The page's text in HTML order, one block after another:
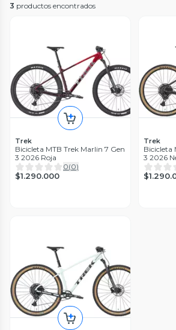
3 productos encontrados
Trek
Bicicleta MTB Trek Marlin 7 Gen
3 2026 Roja
0(0)
$1.290.000
Trek
Bicicleta
3 2026